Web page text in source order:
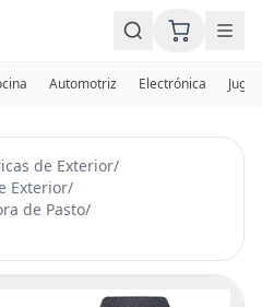
Automotriz Electrónica
de Exterior/
Exterior/
de Pasto/